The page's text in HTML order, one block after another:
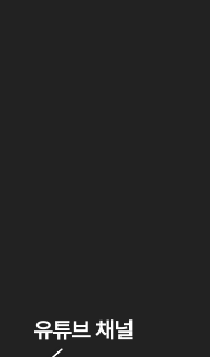
유튜브 채널